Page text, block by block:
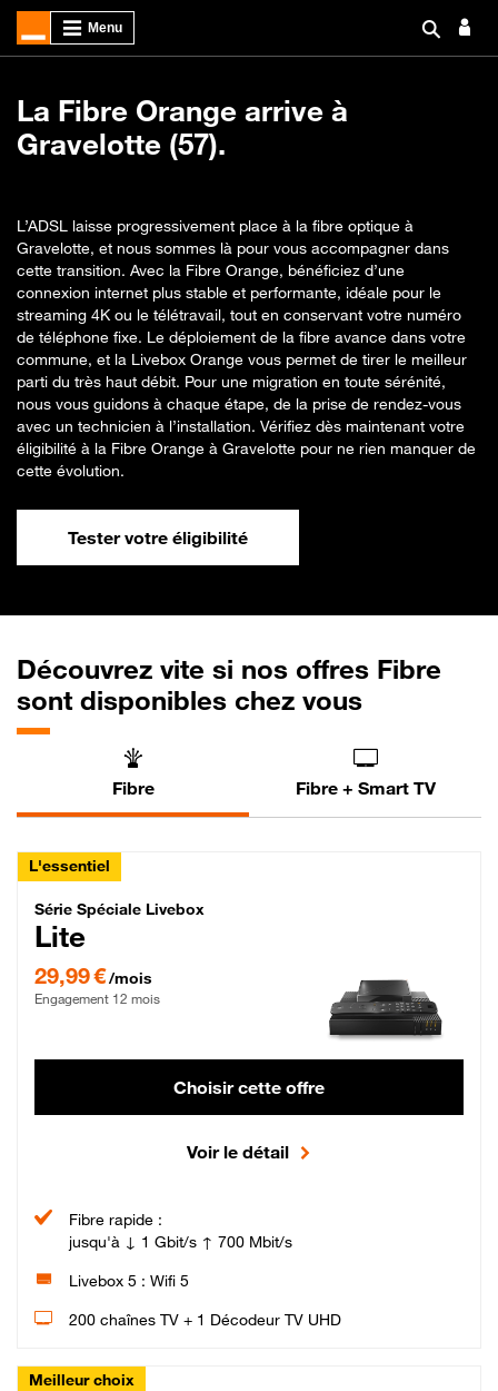
La Fibre Orange arrive à
Gravelotte (57).
L’ADSL laisse progressivement place à la fibre optique à
Gravelotte, et nous sommes là pour vous accompagner dans
cette transition. Avec la Fibre Orange, bénéficiez d’une
connexion internet plus stable et performante, idéale pour le
streaming 4K ou le télétravail, tout en conservant votre numéro
de téléphone fixe. Le déploiement de la fibre avance dans votre
commune, et la Livebox Orange vous permet de tirer le meilleur
parti du très haut débit. Pour une migration en toute sérénité,
nous vous guidons à chaque étape, de la prise de rendez-vous
avec un technicien à l’installation. Vérifiez dès maintenant votre
éligibilité à la Fibre Orange à Gravelotte pour ne rien manquer de
cette évolution.
Tester votre éligibilité
Découvrez vite si nos offres Fibre
sont disponibles chez vous
Fibre Fibre + Smart TV
L'essentiel
Série Spéciale Livebox Lite Fibre
Série Spéciale Livebox
Lite
29,99 €/mois
Engagement 12 mois
Choisir cette offre
Voir le détail
Fibre rapide :
jusqu'à ↓ 1 Gbit/s ↑ 700 Mbit/s
Livebox 5 : Wifi 5
200 chaînes TV + 1 Décodeur TV UHD
Meilleur choix